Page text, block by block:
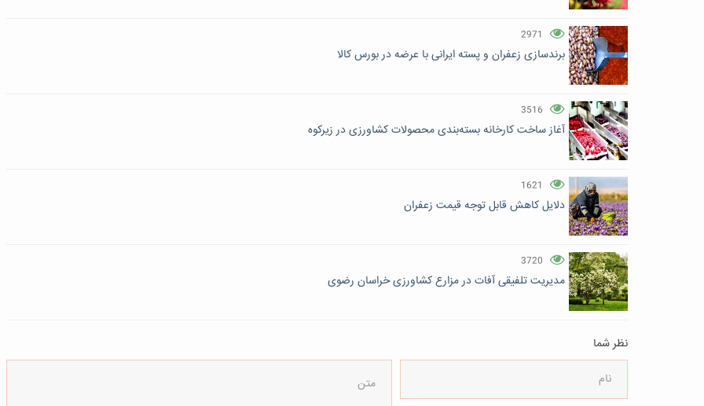
2971
برندسازی زعفران و پسته ایرانی با عرضه در بورس کالا
3516
آغاز ساخت کارخانه بسته‌بندی محصولات کشاورزی در زیرکوه
1621
دلایل کاهش قابل توجه قیمت زعفران
3720
مدیریت تلفیقی آفات در مزارع کشاورزی خراسان رضوی
نظر شما